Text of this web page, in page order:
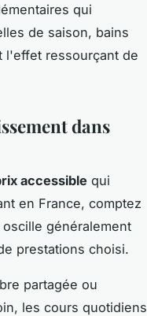
qui
de saison, bains
l'effet ressourçant de
dans
accessible qui
en France, comptez
généralement
prestations choisi.
partagée ou
les cours quotidiens